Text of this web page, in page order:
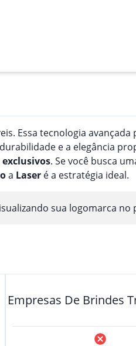
Essa tecnologia
e a elegância
exclusivos. Se você busca
a Laser é a estratégia ideal.
sua logomarca no
Empresas De Brindes